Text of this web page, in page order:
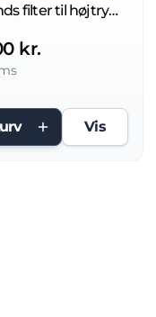
Flydesands filter til højtryksrenser med koblinger
kr.
Vis